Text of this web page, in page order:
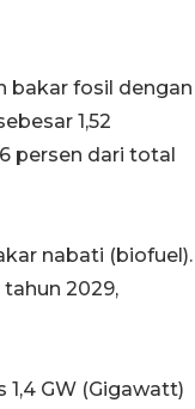
bakar fosil dengan
1,52
persen dari total
nabati (biofuel).
2029,
GW (Gigawatt)